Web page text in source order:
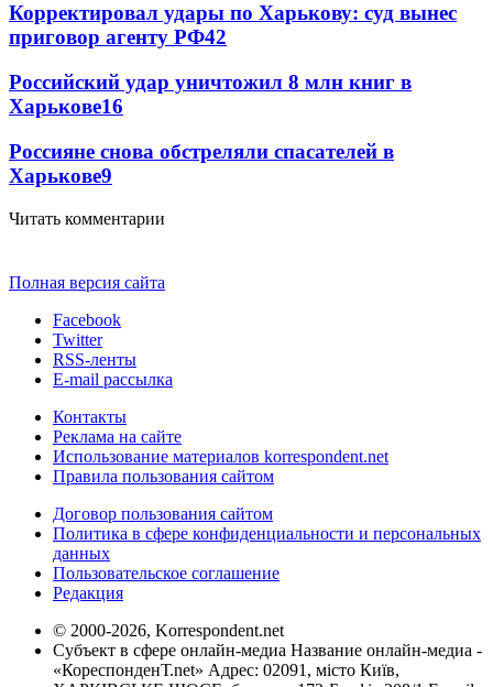
Корректировал удары по Харькову: суд вынес
приговор агенту РФ42
Российский удар уничтожил 8 млн книг в
Харькове16
Россияне снова обстреляли спасателей в
Харькове9
Читать комментарии
Полная версия сайта
Facebook
Twitter
RSS-ленты
E-mail рассылка
Контакты
Реклама на сайте
Использование материалов korrespondent.net
Правила пользования сайтом
Договор пользования сайтом
Политика в сфере конфиденциальности и персональных
данных
Пользовательское соглашение
Редакция
© 2000-2026, Korrespondent.net
Субъект в сфере онлайн-медиа Название онлайн-медиа -
«КореспонденТ.net» Адрес: 02091, місто Київ,